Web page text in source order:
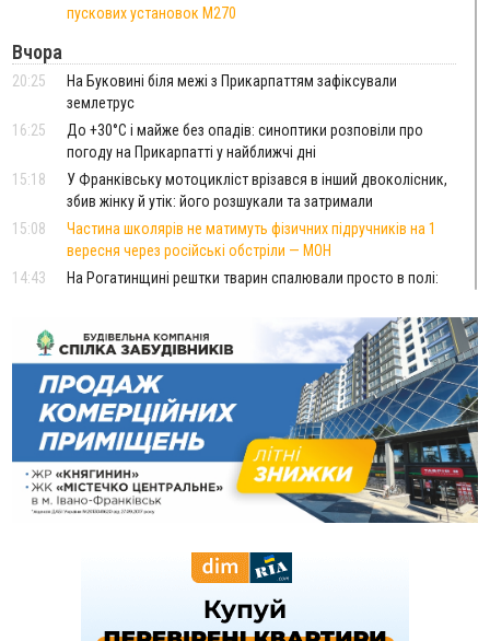
пускових установок M270
Вчора
20:25
На Буковині біля межі з Прикарпаттям зафіксували
землетрус
16:25
До +30°C і майже без опадів: синоптики розповіли про
погоду на Прикарпатті у найближчі дні
15:18
У Франківську мотоцикліст врізався в інший двоколісник,
збив жінку й утік: його розшукали та затримали
15:08
Частина школярів не матимуть фізичних підручників на 1
вересня через російські обстріли — МОН
14:43
На Рогатинщині рештки тварин спалювали просто в полі:
13:25
Пірс, ігровий майданчик і зона для пікніків: оголосили
тендер на 7 мільйонів на благоустрій Німецького озера
12:14
У Калуші на озері в міському парку масово загинули
качки та риба
11:18
Майстра лісу з Верховинщини оштрафували на 600 тисяч за
переправлення чоловіків до Румунії
10:49
На Прикарпатті через негоду сталися аварійні вимкнення
світла
За змову на тендері для Долинської лікарні двох
Яремчанський суд виніс вирок чоловіку, який у Буковелі
вкрав із супермаркету пляшку віскі за 8,5 тисяч
В урочищі біля Галича археологи відкопали давньоруську